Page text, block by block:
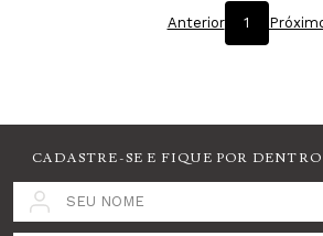
Anterior 1
CADASTRE-SE E FIQUE POR
SEU NOME